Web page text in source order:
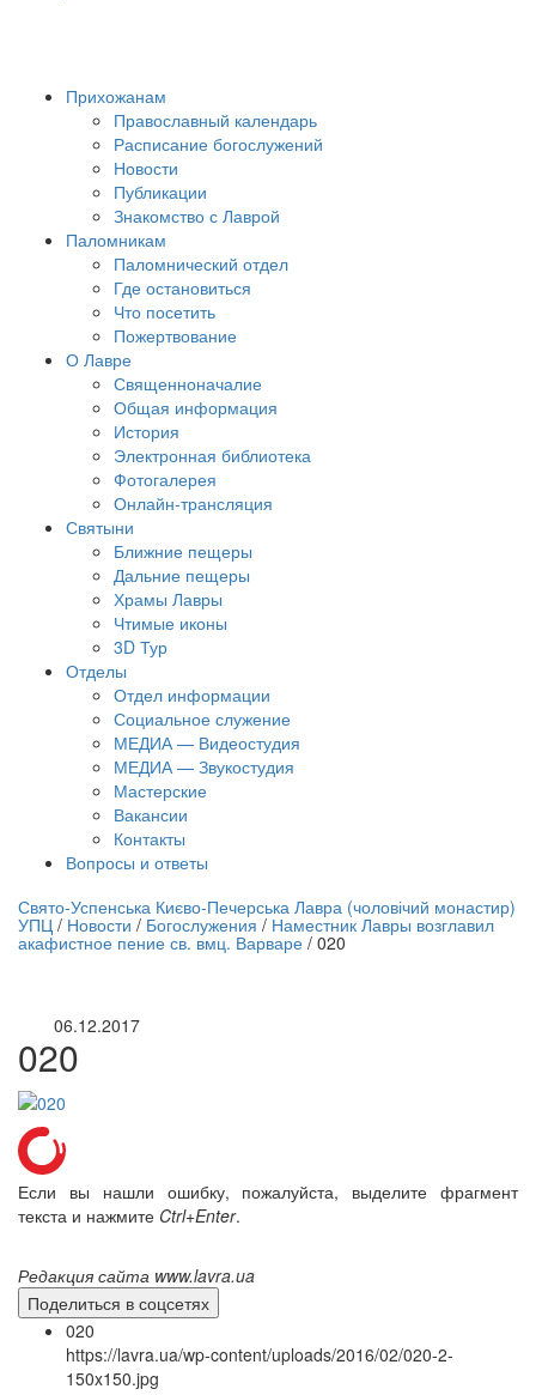
Прихожанам
Православный календарь
Расписание богослужений
Новости
Публикации
Знакомство с Лаврой
Паломникам
Паломнический отдел
Где остановиться
Что посетить
Пожертвование
О Лавре
Священноначалие
Общая информация
История
Электронная библиотека
Фотогалерея
Онлайн-трансляция
Святыни
Ближние пещеры
Дальние пещеры
Храмы Лавры
Чтимые иконы
3D Тур
Отделы
Отдел информации
Социальное служение
МЕДИА — Видеостудия
МЕДИА — Звукостудия
Мастерские
Вакансии
Контакты
Вопросы и ответы
трансляция | 12 сентября
трансляции
Свято-Успенська Києво-Печерська Лавра (чоловічий монастир)
УПЦ / Новости / Богослужения / Наместник Лавры возглавил
акафистное пение св. вмц. Варваре / 020
06.12.2017
020
Если вы нашли ошибку, пожалуйста, выделите фрагмент
текста и нажмите Ctrl+Enter.
Редакция сайта www.lavra.ua
Поделиться в соцсетях
020
https://lavra.ua/wp-content/uploads/2016/02/020-2-
150x150.jpg